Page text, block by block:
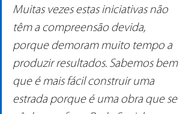
Muitas vezes estas iniciativas não
têm a compreensão devida,
porque demoram muito tempo a
produzir resultados. Sabemos bem
que é mais fácil construir uma
estrada porque é uma obra que se